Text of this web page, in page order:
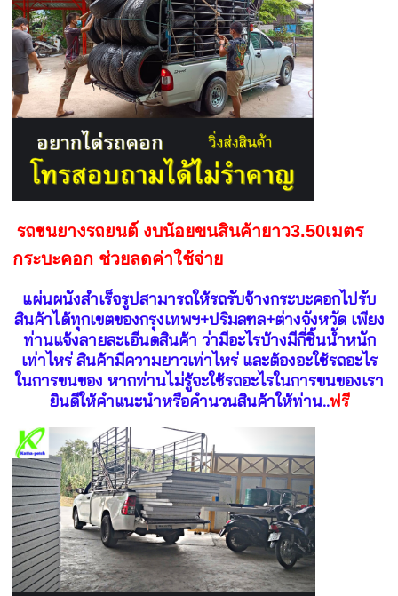
รถขนยางรถยนต์ งบน้อยขนสินค้ายาว3.50เมตร
กระบะคอก ช่วยลดค่าใช้จ่าย
แผ่นผนังสำเร็จรูปสามารถให้รถรับจ้างกระบะคอกไปรับ
สินค้าได้ทุกเขตของกรุงเทพฯ+ปริมลฑล+ต่างจังหวัด เพียง
ท่านแจ้งลายละเอีนดสินค้า ว่ามีอะไรบ้างมีกี่ชิ้นน้ำหนัก
เท่าไหร่ สินค้ามีความยาวเท่าไหร่ และต้องอะใช้รถอะไร
ในการขนของ หากท่านไม่รู้จะใช้รถอะไรในการขนของเรา
ยินดีให้คำแนะนำหรือคำนวนสินค้าให้ท่าน..ฟรี